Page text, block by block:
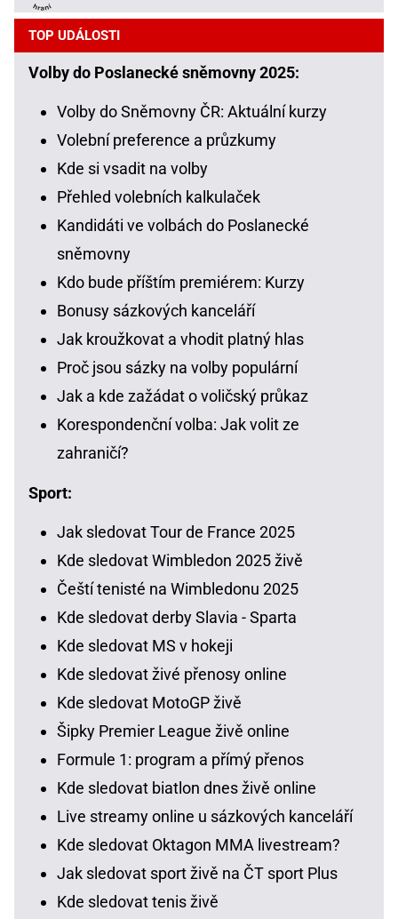
TOP UDÁLOSTI
Volby do Poslanecké sněmovny 2025:
Volby do Sněmovny ČR: Aktuální kurzy
Volební preference a průzkumy
Kde si vsadit na volby
Přehled volebních kalkulaček
Kandidáti ve volbách do Poslanecké
sněmovny
Kdo bude příštím premiérem: Kurzy
Bonusy sázkových kanceláří
Jak kroužkovat a vhodit platný hlas
Proč jsou sázky na volby populární
Jak a kde zažádat o voličský průkaz
Korespondenční volba: Jak volit ze
zahraničí?
Sport:
Jak sledovat Tour de France 2025
Kde sledovat Wimbledon 2025 živě
Čeští tenisté na Wimbledonu 2025
Kde sledovat derby Slavia - Sparta
Kde sledovat MS v hokeji
Kde sledovat živé přenosy online
Kde sledovat MotoGP živě
Šipky Premier League živě online
Formule 1: program a přímý přenos
Kde sledovat biatlon dnes živě online
Live streamy online u sázkových kanceláří
Kde sledovat Oktagon MMA livestream?
Jak sledovat sport živě na ČT sport Plus
Kde sledovat tenis živě